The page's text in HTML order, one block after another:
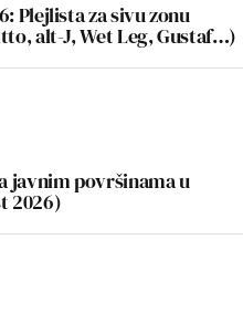
Plejlista za sivu zonu
alt-J, Wet Leg, Gustaf…)
javnim površinama u
2026)